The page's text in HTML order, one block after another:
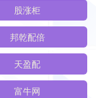
股涨柜
邦乾配倍
天盈配
富牛网